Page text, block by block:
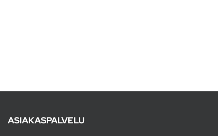
ASIAKASPALVELU